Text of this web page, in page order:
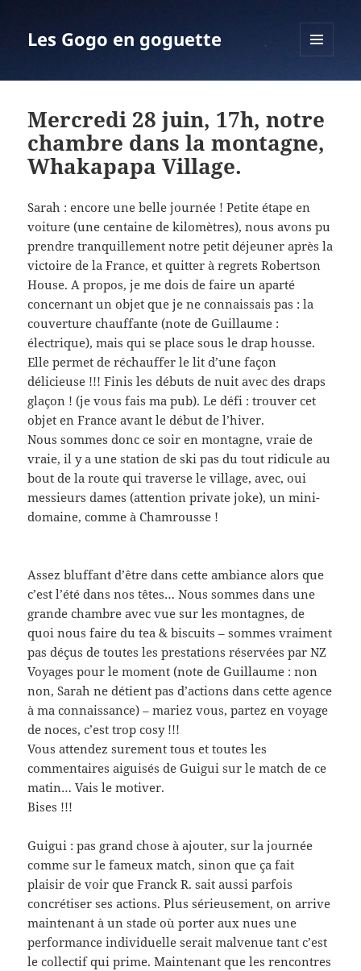
Les Gogo en goguette
Mercredi 28 juin, 17h, notre
chambre dans la montagne,
Whakapapa Village.
Sarah : encore une belle journée ! Petite étape en
voiture (une centaine de kilomètres), nous avons pu
prendre tranquillement notre petit déjeuner après la
victoire de la France, et quitter à regrets Robertson
House. A propos, je me dois de faire un aparté
concernant un objet que je ne connaissais pas : la
couverture chauffante (note de Guillaume :
électrique), mais qui se place sous le drap housse.
Elle permet de réchauffer le lit d’une façon
délicieuse !!! Finis les débuts de nuit avec des draps
glaçon ! (je vous fais ma pub). Le défi : trouver cet
objet en France avant le début de l’hiver.
Nous sommes donc ce soir en montagne, vraie de
vraie, il y a une station de ski pas du tout ridicule au
bout de la route qui traverse le village, avec, oui
messieurs dames (attention private joke), un mini-
domaine, comme à Chamrousse !
Assez bluffant d’être dans cette ambiance alors que
c’est l’été dans nos têtes… Nous sommes dans une
grande chambre avec vue sur les montagnes, de
quoi nous faire du tea & biscuits – sommes vraiment
pas déçus de toutes les prestations réservées par NZ
Voyages pour le moment (note de Guillaume : non
non, Sarah ne détient pas d’actions dans cette agence
à ma connaissance) – mariez vous, partez en voyage
de noces, c’est trop cosy !!!
Vous attendez surement tous et toutes les
commentaires aiguisés de Guigui sur le match de ce
matin… Vais le motiver.
Bises !!!
Guigui : pas grand chose à ajouter, sur la journée
comme sur le fameux match, sinon que ça fait
plaisir de voir que Franck R. sait aussi parfois
concrétiser ses actions. Plus sérieusement, on arrive
maintenant à un stade où porter aux nues une
performance individuelle serait malvenue tant c’est
le collectif qui prime. Maintenant que les rencontres